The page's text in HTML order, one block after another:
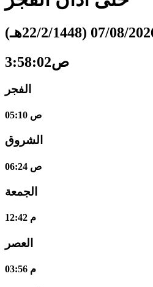
3:58:03ص
الفجر
05:10 ص
الشروق
06:24 ص
الجمعة
12:42 م
العصر
03:56 م